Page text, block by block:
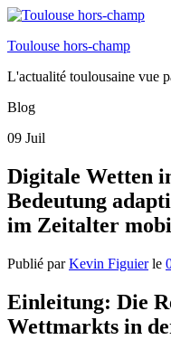
Toulouse hors-champ
L'actualité toulousaine vue
Blog
09 Juil
Digitale Wetten
Bedeutung
im Zeitalter
Publié parKevin Figuierle
Einleitung: Die
Wettmarkts in